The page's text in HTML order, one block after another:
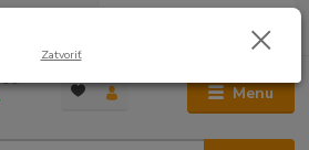
Menu
0,00 €
Zatvoriť